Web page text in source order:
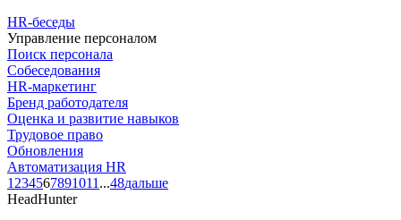
HR-беседы
Управление персоналом
Поиск персонала
Собеседования
HR-маркетинг
Бренд работодателя
Оценка и развитие навыков
Трудовое право
Обновления
Автоматизация HR
1 234567891011 ...48дальше
HeadHunter